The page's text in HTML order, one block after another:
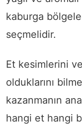
kaburga
seçmelidir.
Et kesimlerini
olduklarını
kazanmanın
hangi et hangi